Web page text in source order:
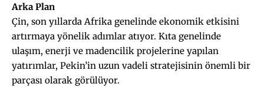
Arka Plan
Çin, son yıllarda Afrika genelinde ekonomik etkisini
artırmaya yönelik adımlar atıyor. Kıta genelinde
ulaşım, enerji ve madencilik projelerine yapılan
yatırımlar, Pekin’in uzun vadeli stratejisinin önemli bir
parçası olarak görülüyor.